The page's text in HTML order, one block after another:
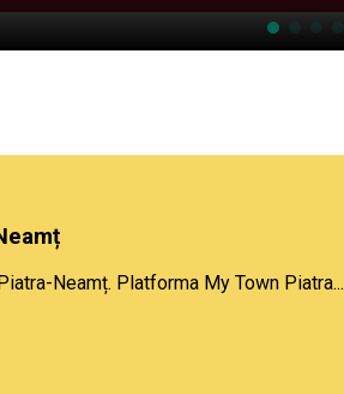
Neamț. Platforma My Town Piatra...